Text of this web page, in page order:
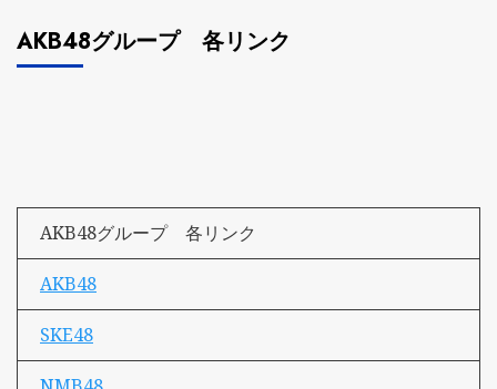
AKB48グループ 各リンク
AKB48グループ 各リンク
AKB48
SKE48